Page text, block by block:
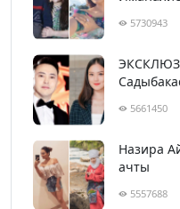
5730943
5661450
Назира
ачты
5557688